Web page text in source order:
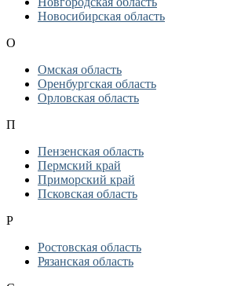
Новосибирская область
О
Омская область
Оренбургская область
Орловская область
П
Пензенская область
Пермский край
Приморский край
Псковская область
Р
Ростовская область
Рязанская область